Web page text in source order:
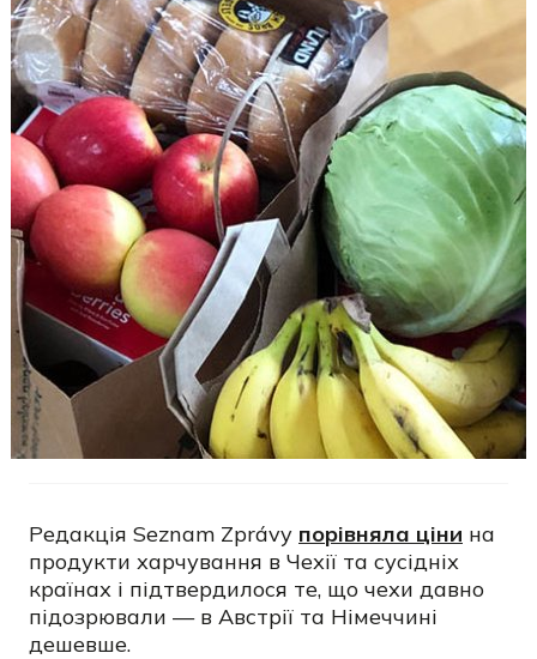
Редакція Seznam Zprávy порівняла ціни на
продукти харчування в Чехії та сусідніх
країнах і підтвердилося те, що чехи давно
підозрювали — в Австрії та Німеччині
дешевше.